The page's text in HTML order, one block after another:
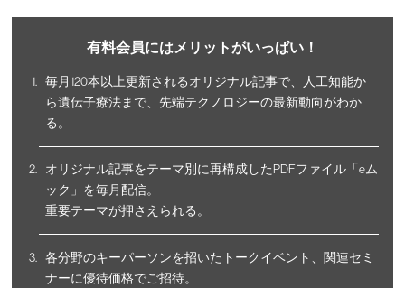
有料会員にはメリットがいっぱい！
毎月120本以上更新されるオリジナル記事で、人工知能か
ら遺伝子療法まで、先端テクノロジーの最新動向がわか
る。
オリジナル記事をテーマ別に再構成したPDFファイル「eム
ック」を毎月配信。
重要テーマが押さえられる。
各分野のキーパーソンを招いたトークイベント、関連セミ
ナーに優待価格でご招待。